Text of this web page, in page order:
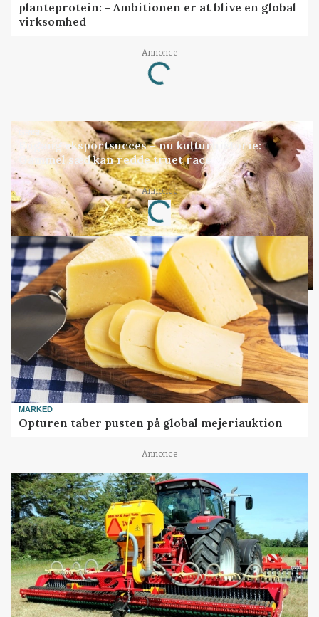
planteprotein: - Ambitionen er at blive en global
virksomhed
Annonce
Loading...
GRISE
Engang eksportsucces – nu kulturhistorie:
Gammel sæd kan redde truet race
Annonce
Loading...
MARKED
Opturen taber pusten på global mejeriauktion
Annonce